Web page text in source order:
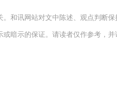
。和讯网站对文中陈述、观点判断保
暗示的保证。请读者仅作参考，并